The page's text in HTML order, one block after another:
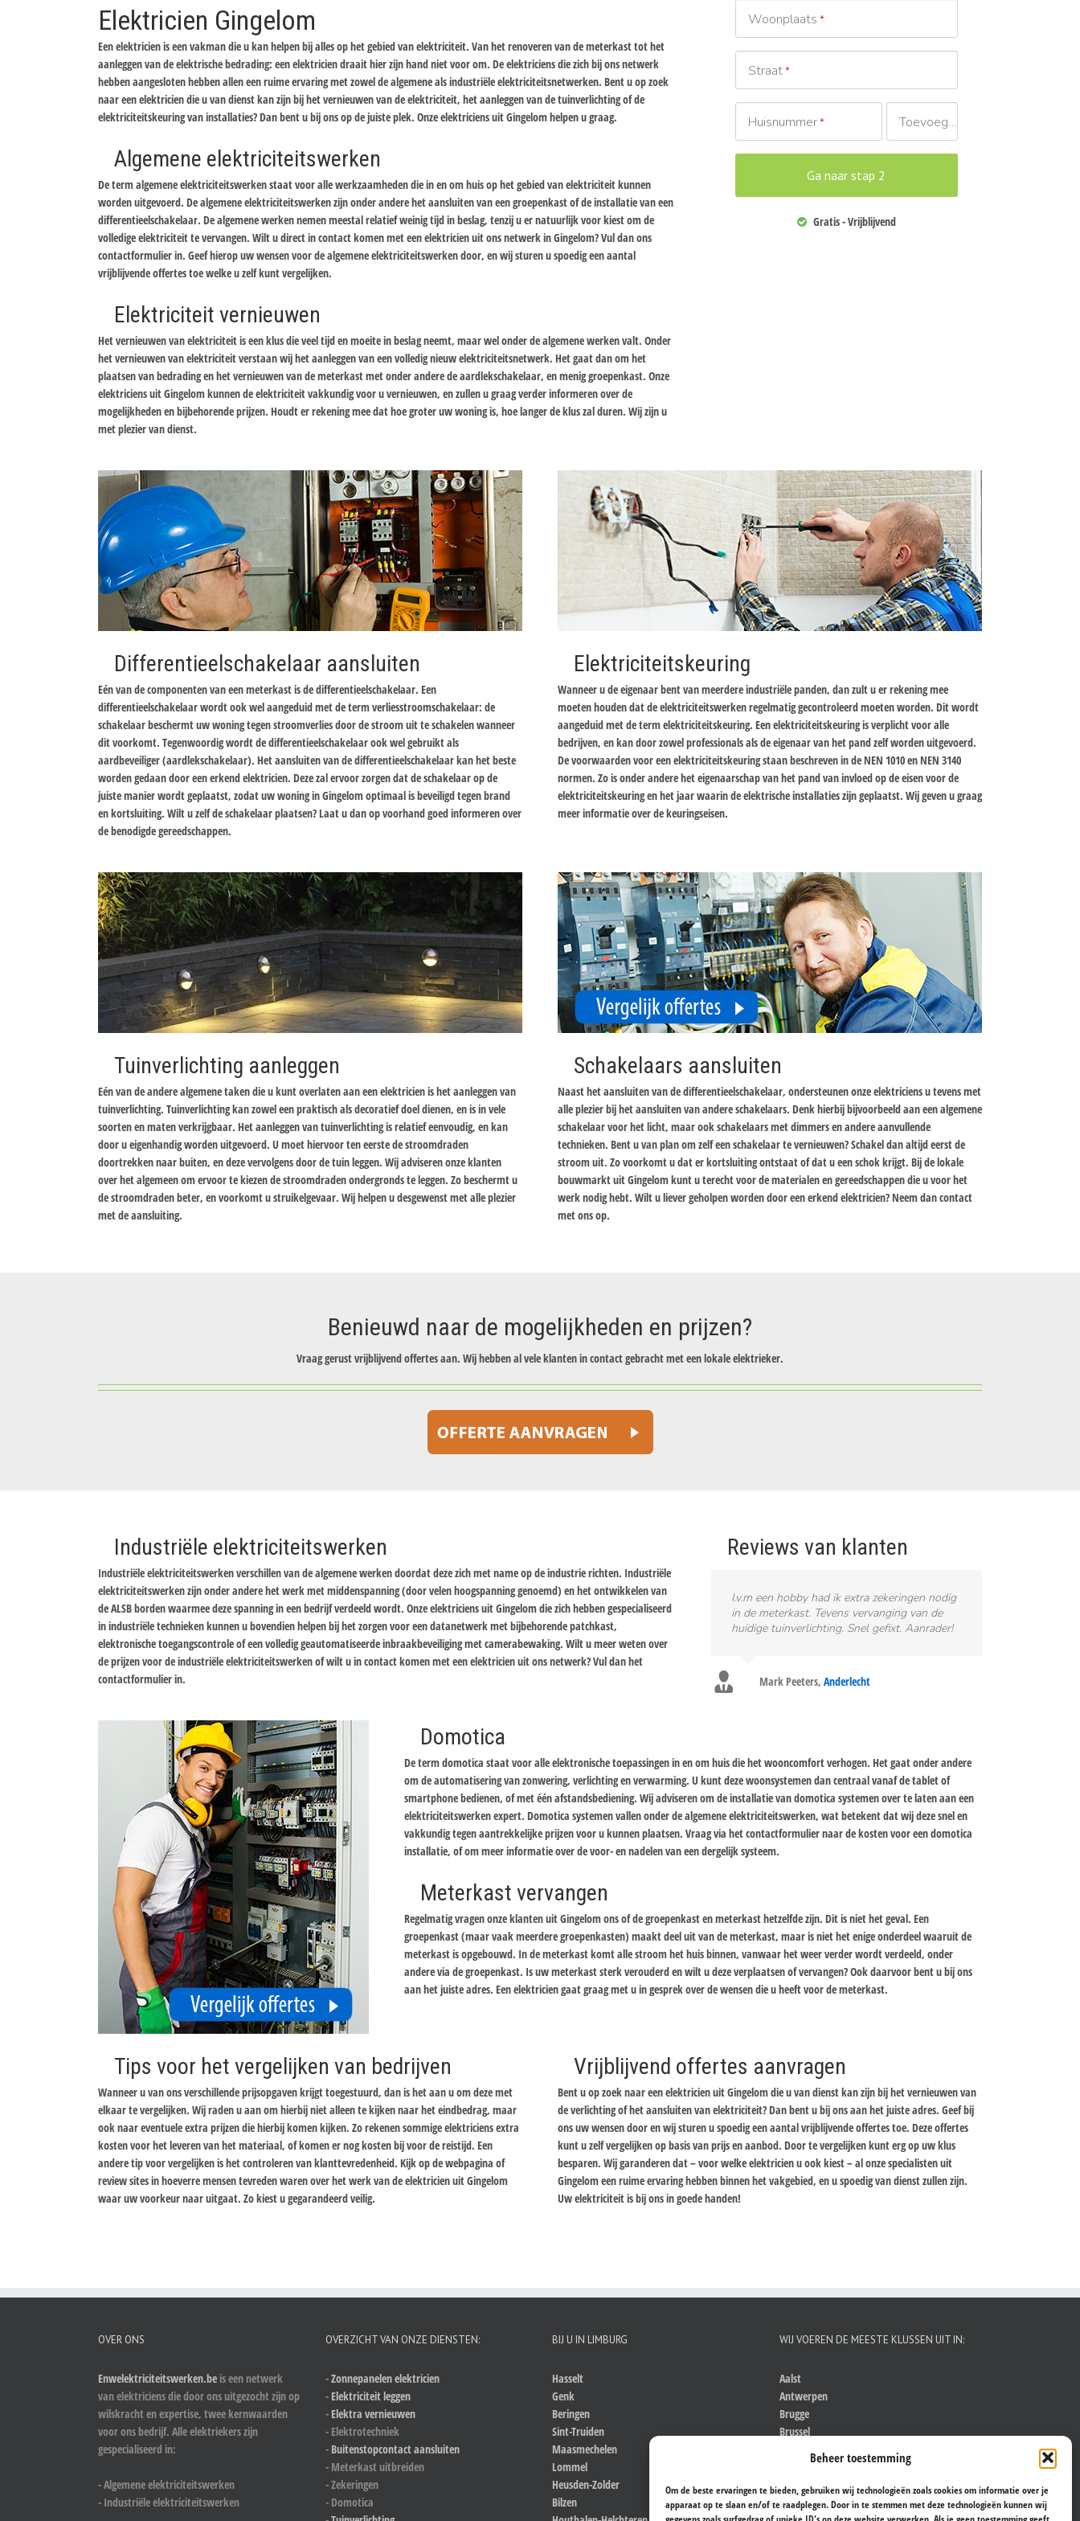
Beheer toestemming
Om de beste ervaringen te bieden, gebruiken wij technologieën zoals cookies om informatie over je
apparaat op te slaan en/of te raadplegen. Door in te stemmen met deze technologieën kunnen wij
Elektricien Gingelom
Een elektricien is een vakman die u kan helpen bij alles op het gebied van elektriciteit. Van het renoveren van de meterkast tot het
aanleggen van de elektrische bedrading: een elektricien draait hier zijn hand niet voor om. De elektriciens die zich bij ons netwerk
hebben aangesloten hebben allen een ruime ervaring met zowel de algemene als industriële elektriciteitsnetwerken. Bent u op zoek
naar een elektricien die u van dienst kan zijn bij het vernieuwen van de elektriciteit, het aanleggen van de tuinverlichting of de
elektriciteitskeuring van installaties? Dan bent u bij ons op de juiste plek. Onze elektriciens uit Gingelom helpen u graag.
Algemene elektriciteitswerken
De term algemene elektriciteitswerken staat voor alle werkzaamheden die in en om huis op het gebied van elektriciteit kunnen
worden uitgevoerd. De algemene elektriciteitswerken zijn onder andere het aansluiten van een groepenkast of de installatie van een
differentieelschakelaar. De algemene werken nemen meestal relatief weinig tijd in beslag, tenzij u er natuurlijk voor kiest om de
volledige elektriciteit te vervangen. Wilt u direct in contact komen met een elektricien uit ons netwerk in Gingelom? Vul dan ons
contactformulier in. Geef hierop uw wensen voor de algemene elektriciteitswerken door, en wij sturen u spoedig een aantal
vrijblijvende offertes toe welke u zelf kunt vergelijken.
Elektriciteit vernieuwen
Het vernieuwen van elektriciteit is een klus die veel tijd en moeite in beslag neemt, maar wel onder de algemene werken valt. Onder
het vernieuwen van elektriciteit verstaan wij het aanleggen van een volledig nieuw elektriciteitsnetwerk. Het gaat dan om het
plaatsen van bedrading en het vernieuwen van de meterkast met onder andere de aardlekschakelaar, en menig groepenkast. Onze
elektriciens uit Gingelom kunnen de elektriciteit vakkundig voor u vernieuwen, en zullen u graag verder informeren over de
mogelijkheden en bijbehorende prijzen. Houdt er rekening mee dat hoe groter uw woning is, hoe langer de klus zal duren. Wij zijn u
met plezier van dienst.
Woonplaats *
Straat*
Huisnummer* Toevoeging
Gratis - Vrijblijvend
Differentieelschakelaar aansluiten
Eén van de componenten van een meterkast is de differentieelschakelaar. Een
differentieelschakelaar wordt ook wel aangeduid met de term verliesstroomschakelaar: de
schakelaar beschermt uw woning tegen stroomverlies door de stroom uit te schakelen wanneer
dit voorkomt. Tegenwoordig wordt de differentieelschakelaar ook wel gebruikt als
aardbeveiliger (aardlekschakelaar). Het aansluiten van de differentieelschakelaar kan het beste
worden gedaan door een erkend elektricien. Deze zal ervoor zorgen dat de schakelaar op de
juiste manier wordt geplaatst, zodat uw woning in Gingelom optimaal is beveiligd tegen brand
en kortsluiting. Wilt u zelf de schakelaar plaatsen? Laat u dan op voorhand goed informeren over
de benodigde gereedschappen.
Elektriciteitskeuring
Wanneer u de eigenaar bent van meerdere industriële panden, dan zult u er rekening mee
moeten houden dat de elektriciteitswerken regelmatig gecontroleerd moeten worden. Dit wordt
aangeduid met de term elektriciteitskeuring. Een elektriciteitskeuring is verplicht voor alle
bedrijven, en kan door zowel professionals als de eigenaar van het pand zelf worden uitgevoerd.
De voorwaarden voor een elektriciteitskeuring staan beschreven in de NEN 1010 en NEN 3140
normen. Zo is onder andere het eigenaarschap van het pand van invloed op de eisen voor de
elektriciteitskeuring en het jaar waarin de elektrische installaties zijn geplaatst. Wij geven u graag
meer informatie over de keuringseisen.
Tuinverlichting aanleggen
Eén van de andere algemene taken die u kunt overlaten aan een elektricien is het aanleggen van
tuinverlichting. Tuinverlichting kan zowel een praktisch als decoratief doel dienen, en is in vele
soorten en maten verkrijgbaar. Het aanleggen van tuinverlichting is relatief eenvoudig, en kan
door u eigenhandig worden uitgevoerd. U moet hiervoor ten eerste de stroomdraden
doortrekken naar buiten, en deze vervolgens door de tuin leggen. Wij adviseren onze klanten
over het algemeen om ervoor te kiezen de stroomdraden ondergronds te leggen. Zo beschermt u
de stroomdraden beter, en voorkomt u struikelgevaar. Wij helpen u desgewenst met alle plezier
met de aansluiting.
Schakelaars aansluiten
Naast het aansluiten van de differentieelschakelaar, ondersteunen onze elektriciens u tevens met
alle plezier bij het aansluiten van andere schakelaars. Denk hierbij bijvoorbeeld aan een algemene
schakelaar voor het licht, maar ook schakelaars met dimmers en andere aanvullende
technieken. Bent u van plan om zelf een schakelaar te vernieuwen? Schakel dan altijd eerst de
stroom uit. Zo voorkomt u dat er kortsluiting ontstaat of dat u een schok krijgt. Bij de lokale
bouwmarkt uit Gingelom kunt u terecht voor de materialen en gereedschappen die u voor het
werk nodig hebt. Wilt u liever geholpen worden door een erkend elektricien? Neem dan contact
met ons op.
Benieuwd naar de mogelijkheden en prijzen?
Vraag gerust vrijblijvend offertes aan. Wij hebben al vele klanten in contact gebracht met een lokale elektrieker.
Industriële elektriciteitswerken
Industriële elektriciteitswerken verschillen van de algemene werken doordat deze zich met name op de industrie richten. Industriële
elektriciteitswerken zijn onder andere het werk met middenspanning (door velen hoogspanning genoemd) en het ontwikkelen van
de ALSB borden waarmee deze spanning in een bedrijf verdeeld wordt. Onze elektriciens uit Gingelom die zich hebben gespecialiseerd
in industriële technieken kunnen u bovendien helpen bij het zorgen voor een datanetwerk met bijbehorende patchkast,
elektronische toegangscontrole of een volledig geautomatiseerde inbraakbeveiliging met camerabewaking. Wilt u meer weten over
de prijzen voor de industriële elektriciteitswerken of wilt u in contact komen met een elektricien uit ons netwerk? Vul dan het
contactformulier in.
Reviews van klanten
I.v.m een hobby had ik extra zekeringen nodig
in de meterkast. Tevens vervanging van de
huidige tuinverlichting. Snel gefixt. Aanrader!
Mark Peeters, Anderlecht
Domotica
De term domotica staat voor alle elektronische toepassingen in en om huis die het wooncomfort verhogen. Het gaat onder andere
om de automatisering van zonwering, verlichting en verwarming. U kunt deze woonsystemen dan centraal vanaf de tablet of
smartphone bedienen, of met één afstandsbediening. Wij adviseren om de installatie van domotica systemen over te laten aan een
elektriciteitswerken expert. Domotica systemen vallen onder de algemene elektriciteitswerken, wat betekent dat wij deze snel en
vakkundig tegen aantrekkelijke prijzen voor u kunnen plaatsen. Vraag via het contactformulier naar de kosten voor een domotica
installatie, of om meer informatie over de voor- en nadelen van een dergelijk systeem.
Meterkast vervangen
Regelmatig vragen onze klanten uit Gingelom ons of de groepenkast en meterkast hetzelfde zijn. Dit is niet het geval. Een
groepenkast (maar vaak meerdere groepenkasten) maakt deel uit van de meterkast, maar is niet het enige onderdeel waaruit de
meterkast is opgebouwd. In de meterkast komt alle stroom het huis binnen, vanwaar het weer verder wordt verdeeld, onder
andere via de groepenkast. Is uw meterkast sterk verouderd en wilt u deze verplaatsen of vervangen? Ook daarvoor bent u bij ons
aan het juiste adres. Een elektricien gaat graag met u in gesprek over de wensen die u heeft voor de meterkast.
Tips voor het vergelijken van bedrijven
Wanneer u van ons verschillende prijsopgaven krijgt toegestuurd, dan is het aan u om deze met
elkaar te vergelijken. Wij raden u aan om hierbij niet alleen te kijken naar het eindbedrag, maar
ook naar eventuele extra prijzen die hierbij komen kijken. Zo rekenen sommige elektriciens extra
kosten voor het leveren van het materiaal, of komen er nog kosten bij voor de reistijd. Een
andere tip voor vergelijken is het controleren van klanttevredenheid. Kijk op de webpagina of
review sites in hoeverre mensen tevreden waren over het werk van de elektricien uit Gingelom
waar uw voorkeur naar uitgaat. Zo kiest u gegarandeerd veilig.
Vrijblijvend offertes aanvragen
Bent u op zoek naar een elektricien uit Gingelom die u van dienst kan zijn bij het vernieuwen van
de verlichting of het aansluiten van elektriciteit? Dan bent u bij ons aan het juiste adres. Geef bij
ons uw wensen door en wij sturen u spoedig een aantal vrijblijvende offertes toe. Deze offertes
kunt u zelf vergelijken op basis van prijs en aanbod. Door te vergelijken kunt erg op uw klus
besparen. Wij garanderen dat – voor welke elektricien u ook kiest – al onze specialisten uit
Gingelom een ruime ervaring hebben binnen het vakgebied, en u spoedig van dienst zullen zijn.
Uw elektriciteit is bij ons in goede handen!
OVER ONS
Enwelektriciteitswerken.be is een netwerk
van elektriciens die door ons uitgezocht zijn op
wilskracht en expertise, twee kernwaarden
voor ons bedrijf. Alle elektriekers zijn
gespecialiseerd in:
- Algemene elektriciteitswerken
- Industriële elektriciteitswerken
OVERZICHT VAN ONZE DIENSTEN:
-Zonnepanelen elektricien
- Elektriciteit leggen
- Elektra vernieuwen
- Elektrotechniek
- Buitenstopcontact aansluiten
- Meterkast uitbreiden
- Zekeringen
- Domotica
BIJ U IN LIMBURG
Hasselt
Genk
Beringen
Sint-Truiden
Maasmechelen
Lommel
Heusden-Zolder
Bilzen
WIJ VOEREN DE MEESTE KLUSSEN UIT IN:
Aalst
Antwerpen
Brugge
Brussel
Kortrijk
Leuven